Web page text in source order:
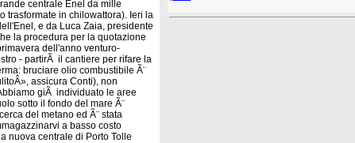
centrale Enel da mille
trasformate in chilowattora). Ieri la
e da Luca Zaia, presidente
la procedura per la quotazione
dell'anno venturo-
- partirÃ il cantiere per rifare la
bruciare olio combustibile Ã¨
assicura Conti), non
giÃ individuato le aree
sotto il fondo del mare Ã¨
del metano ed Ã¨ stata
a basso costo
nuova centrale di Porto Tolle